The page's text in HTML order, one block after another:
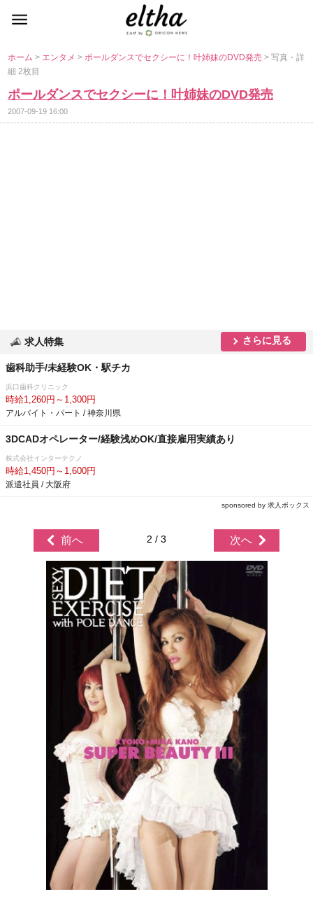
ホーム> エンタメ>ポールダンスでセクシーに！叶姉妹のDVD発売> 写真・詳
細 2枚目
ポールダンスでセクシーに！叶姉妹のDVD発売
2007-09-19 16:00
求人特集 さらに見る
歯科助手/未経験OK・駅チカ
浜口歯科クリニック
時給1,260円～1,300円
アルバイト・パート / 神奈川県
3DCADオペレーター/経験浅めOK/直接雇用実績あり
株式会社インターテクノ
時給1,450円～1,600円
派遣社員 / 大阪府
sponsored by 求人ボックス
前へ 2 / 3 次へ